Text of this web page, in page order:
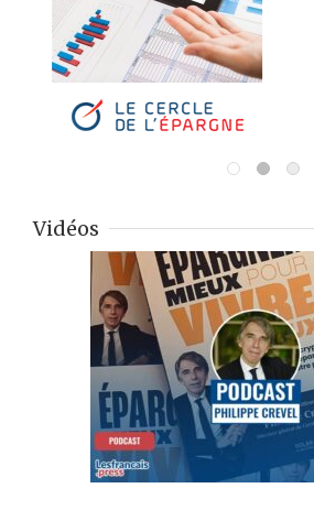
Vidéos